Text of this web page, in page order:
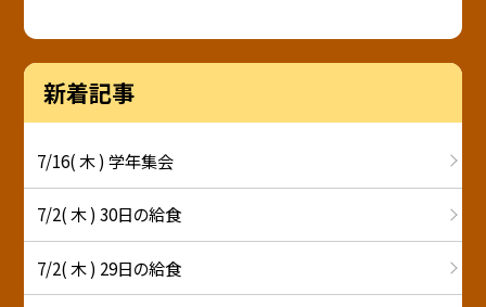
新着記事
7/16( 木 ) 学年集会
7/2( 木 ) 30日の給食
7/2( 木 ) 29日の給食